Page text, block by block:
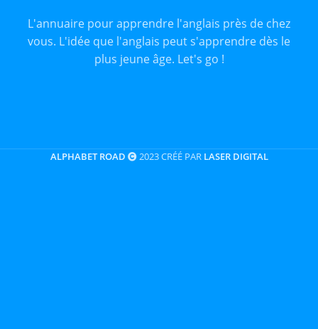
L'annuaire pour apprendre l'anglais près de chez
vous. L'idée que l'anglais peut s'apprendre dès le
plus jeune âge. Let's go !
ALPHABET ROAD 2023 CRÉÉ PAR LASER DIGITAL